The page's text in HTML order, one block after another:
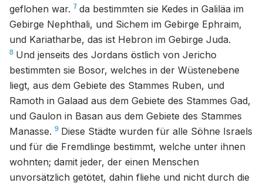
geflohen war. 7 da bestimmten sie Kedes in Galiläa im
Gebirge Nephthali, und Sichem im Gebirge Ephraim,
und Kariatharbe, das ist Hebron im Gebirge Juda.
8 Und jenseits des Jordans östlich von Jericho
bestimmten sie Bosor, welches in der Wüstenebene
liegt, aus dem Gebiete des Stammes Ruben, und
Ramoth in Galaad aus dem Gebiete des Stammes Gad,
und Gaulon in Basan aus dem Gebiete des Stammes
Manasse. 9 Diese Städte wurden für alle Söhne Israels
und für die Fremdlinge bestimmt, welche unter ihnen
wohnten; damit jeder, der einen Menschen
unvorsätzlich getötet, dahin fliehe und nicht durch die